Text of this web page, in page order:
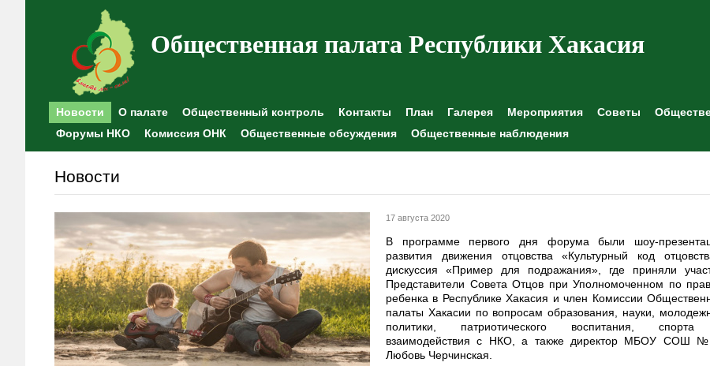
Общественная палата Республики Хакасия
Новости О палате Общественный контроль Контакты План Галерея Мероприятия Советы
Форумы НКО
Комиссия ОНК Общественные обсуждения Общественные наблюдения
Новости
17 августа 2020
В программе первого дня форума были шоу-
развития движения отцовства «Культурный код
дискуссия «Пример для подражания», где приняли
Представители Совета Отцов при Уполномоченном по
ребенка в Республике Хакасия и член Комиссии
палаты Хакасии по вопросам образования, науки,
политики, патриотического воспитания,
взаимодействия с НКО, а также директор МБОУ СОШ
Любовь Черчинская.